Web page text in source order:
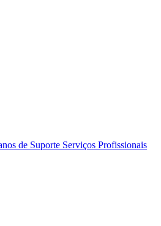
de Suporte Serviços Profissionais